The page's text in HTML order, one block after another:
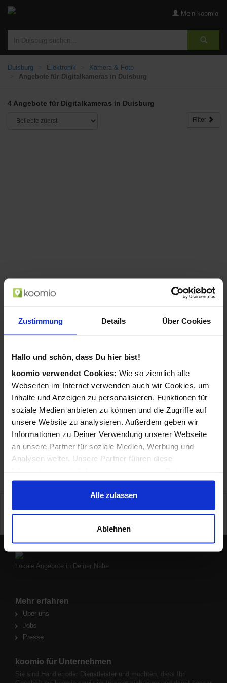
Zustimmung Details Über Cookies
Hallo und schön, dass Du hier bist!
koomio verwendet Cookies: Wie so ziemlich alle
Webseiten im Internet verwenden auch wir Cookies, um
Inhalte und Anzeigen zu personalisieren, Funktionen für
soziale Medien anbieten zu können und die Zugriffe auf
unsere Website zu analysieren. Außerdem geben wir
Informationen zu Deiner Verwendung unserer Webseite
an unsere Partner für soziale Medien, Werbung und
Analysen weiter. Unsere Partner führen diese
zusammen, die Du ihnen bereitgestellt hast oder die sie
im Rahmen Deiner Nutzung der Dienste gesammelt
haben.
Alle zulassen
Ablehnen
Mein koomio
Duisburg Elektronik
Kamera & Foto
Angebote für Digitalkameras in Duisburg
4 Angebote für Digitalkameras in Duisburg
Filter
Telezoom-Kamera im Spektiv-Stil Basis
in 2 Geschäften
Canon PowerShot ZOOM kompakte
Telezoom-Kamera im Spektiv-Stil Basis
Kit, Weiß (Schwarz)
ab 309,00 €
in 2 Geschäften
zzgl. Versand. Irrtümer und techn. Änderungen vorbehalten. Abbildungen ähnlich.
Zwischenzeitliche Änderungen der Preise und Verfügbarkeiten sind möglich. Onlinepreise
Lokale Angebote in Deiner Nähe
Mehr erfahren
Über uns
Jobs
Presse
koomio für Unternehmen
Sie sind Händler oder Dienstleister und möchten, dass Ihr